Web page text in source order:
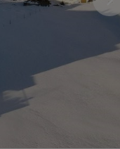
U kan uw